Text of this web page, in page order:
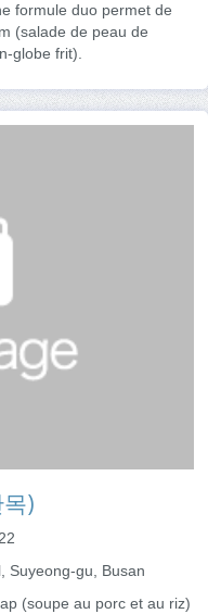
formule duo permet de
(salade de peau de
globe frit).
)
Suyeong-gu, Busan
(soupe au porc et au riz)